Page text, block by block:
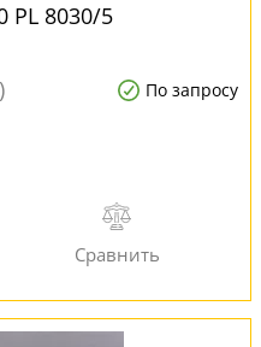
PL 8030/5
По запросу